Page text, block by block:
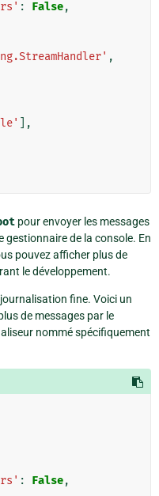
: False,
,
],
pour envoyer les messages
gestionnaire de la console. En
pouvez afficher plus de
le développement.
fine. Voici un
de messages par le
nommé spécifiquement
: False,